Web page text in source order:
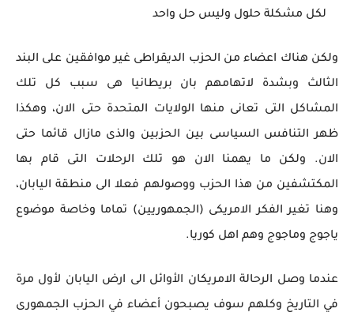
لكل مشكلة حلول وليس حل واحد
ولكن هناك اعضاء من الحزب الديقراطى غير موافقين على البند
الثالث وبشدة لاتهامهم بان بريطانيا هى سبب كل تلك
المشاكل التى تعانى منها الولايات المتحدة حتى الان، وهكذا
ظهر التنافس السياسى بين الحزبين والذى مازال قائما حتى
الان. ولكن ما يهمنا الان هو تلك الرحلات التى قام بها
المكتشفين من هذا الحزب ووصولهم فعلا الى منطقة اليابان،
وهنا تغير الفكر الامريكى (الجمهوريين) تماما وخاصة موضوع
ياجوج وماجوج وهم اهل كوريا.
عندما وصل الرحالة الامريكان الأوائل الى ارض اليابان لأول مرة
في التاريخ وكلهم سوف يصبحون أعضاء في الحزب الجمهورى